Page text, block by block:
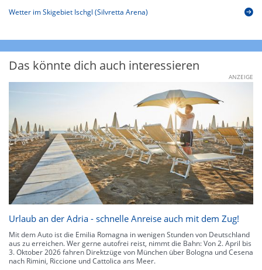
Wetter im Skigebiet Ischgl (Silvretta Arena)
Das könnte dich auch interessieren
ANZEIGE
Urlaub an der Adria - schnelle Anreise auch mit dem Zug!
Mit dem Auto ist die Emilia Romagna in wenigen Stunden von Deutschland
aus zu erreichen. Wer gerne autofrei reist, nimmt die Bahn: Von 2. April bis
3. Oktober 2026 fahren Direktzüge von München über Bologna und Cesena
nach Rimini, Riccione und Cattolica ans Meer.